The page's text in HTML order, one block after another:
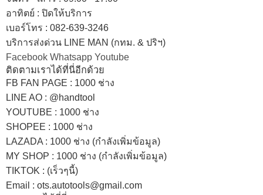
อาทิตย์ : ปิดให้บริการ
เบอร์โทร : 082-639-3246
บริการส่งด่วน LINE MAN (กทม. & ปริฯ)
Facebook Whatsapp Youtube
ติดตามเราได้ที่นี่อีกด้วย
FB FAN PAGE : 1000 ช่าง
LINE AO : @handtool
YOUTUBE : 1000 ช่าง
SHOPEE : 1000 ช่าง
LAZADA: 1000 ช่าง (กำลังเพิ่มข้อมูล)
MY SHOP : 1000 ช่าง (กำลังเพิ่มข้อมูล)
TIKTOK : (เร็วๆนี้)
Email : ots.autotools@gmail.com